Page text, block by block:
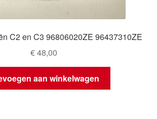
C2 en C3 96806020ZE 96437310ZE
€48,00
aan winkelwagen